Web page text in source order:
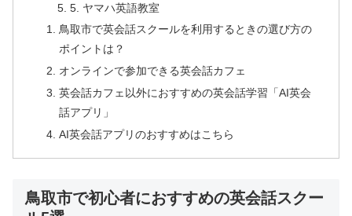
5. ヤマハ英語教室
鳥取市で英会話スクールを利用するときの選び方の
ポイントは？
オンラインで参加できる英会話カフェ
英会話カフェ以外におすすめの英会話学習「AI英会
話アプリ」
AI英会話アプリのおすすめはこちら
鳥取市で初心者におすすめの英会話スクー